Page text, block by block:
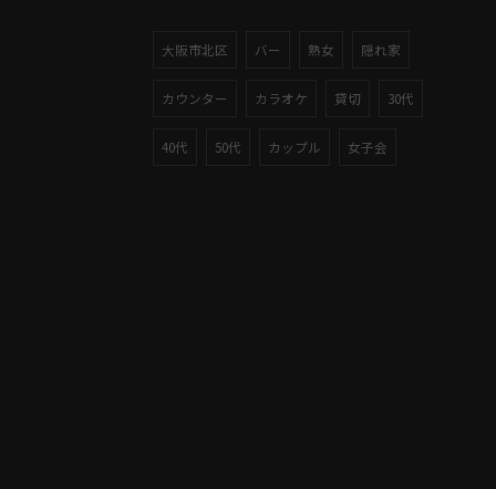
大阪市北区 バー 熟女 隠れ家
カウンター カラオケ 貸切 30代
40代 50代 カップル 女子会